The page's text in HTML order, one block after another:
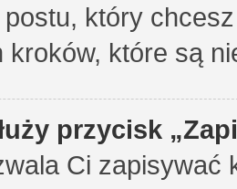
który
kroków, które są
przycisk
Ci zapisywać